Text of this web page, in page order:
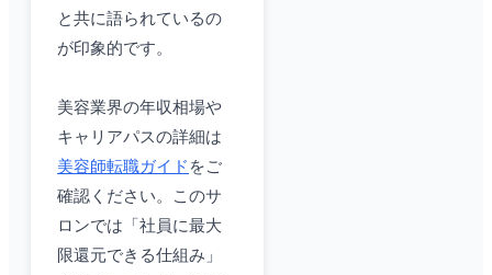
と共に語られているの
が印象的です。
美容業界の年収相場や
キャリアパスの詳細は
美容師転職ガイド をご
確認ください。このサ
ロンでは「社員に最大
限還元できる仕組み」